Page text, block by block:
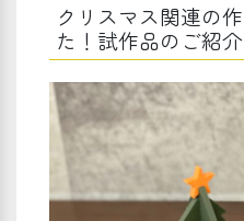
クリスマス関連の
た！試作品のご紹介